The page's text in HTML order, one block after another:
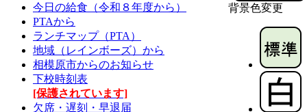
背景色変更
今日の給食（令和８年度から）
PTAから
ランチマップ（PTA）
地域（レインボーズ）から
相模原市からのお知らせ
下校時刻表
[保護されています]
欠席・遅刻・早退届